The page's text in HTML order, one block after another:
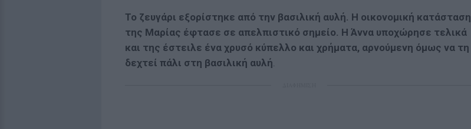
Το ζευγάρι εξορίστηκε από την βασιλική αυλή. Η οικονομική κατάσταση
της Μαρίας έφτασε σε απελπιστικό σημείο. H Άννα υποχώρησε τελικά
και της έστειλε ένα χρυσό κύπελλο και χρήματα, αρνούμενη όμως να τη
δεχτεί πάλι στη βασιλική αυλή.